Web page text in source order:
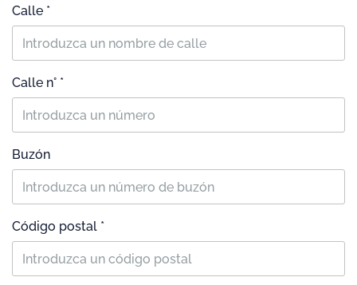
Calle *
Calle n° *
Buzón
Código postal *